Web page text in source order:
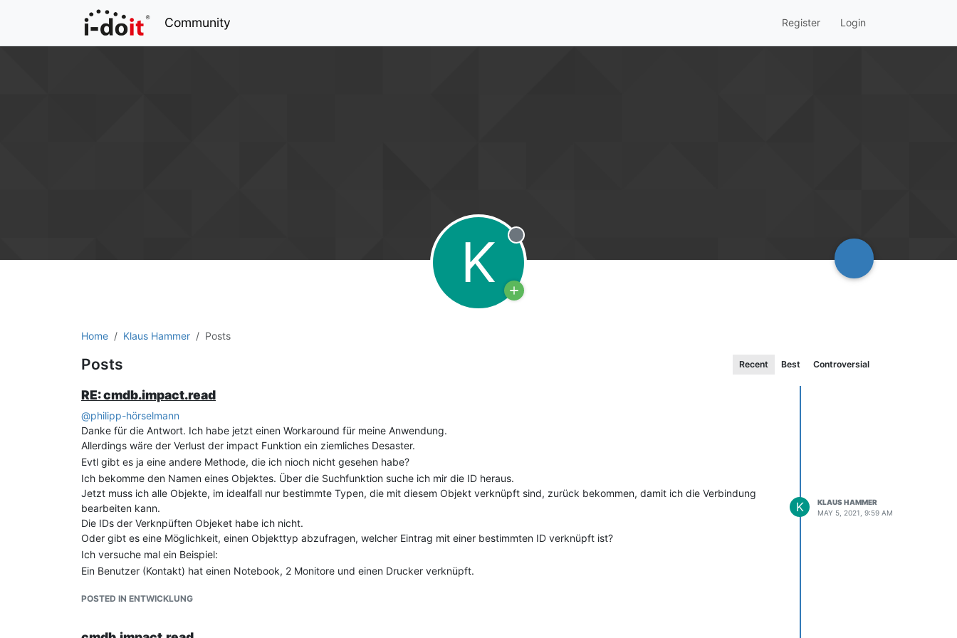
Community Register Login
K Offline
Home Klaus Hammer Posts
Posts Recent Best Controversial
RE: cmdb.impact.read
@philipp-hörselmann
Danke für die Antwort. Ich habe jetzt einen Workaround für meine Anwendung.
Allerdings wäre der Verlust der impact Funktion ein ziemliches Desaster.
Evtl gibt es ja eine andere Methode, die ich nioch nicht gesehen habe?
Ich bekomme den Namen eines Objektes. Über die Suchfunktion suche ich mir die ID heraus.
Jetzt muss ich alle Objekte, im idealfall nur bestimmte Typen, die mit diesem Objekt verknüpft sind, zurück bekommen, damit ich die Verbindung
bearbeiten kann.
Die IDs der Verknpüften Objeket habe ich nicht.
Oder gibt es eine Möglichkeit, einen Objekttyp abzufragen, welcher Eintrag mit einer bestimmten ID verknüpft ist?
Ich versuche mal ein Beispiel:
Ein Benutzer (Kontakt) hat einen Notebook, 2 Monitore und einen Drucker verknüpft.
Um das in idoit nach zu ziehen, suche ich die ID des Benutzers und lasse mir über impact.read die Liste der Objeket geben. dort löse ich die
Danach suche ich die neuen Objekte und verknüpfe sie mit dem Kontakt.
POSTED IN ENTWICKLUNG
K
KLAUS HAMMER
MAY 5, 2021, 9:59 AM